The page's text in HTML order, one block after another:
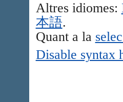
Altres idiomes:
本語.
Quant a la
Disable syntax